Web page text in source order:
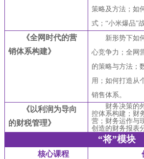
策略及方法；如
式；“小米爆品”
《全网时代的营
销体系构建》
新形势下如
心竞争力；全网
的策略与方法；
用；如何打造从
销售体系。
《以利润为导向
的财税管理》
财务决策的
控体系构建；财
营；财务运作与
创造的财务报表
“将”模块
核心课程